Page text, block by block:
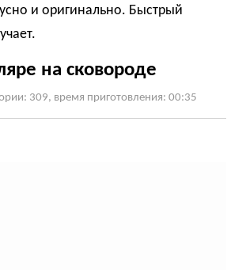
и оригинально. Быстрый
на сковороде
309, время приготовления: 00:35